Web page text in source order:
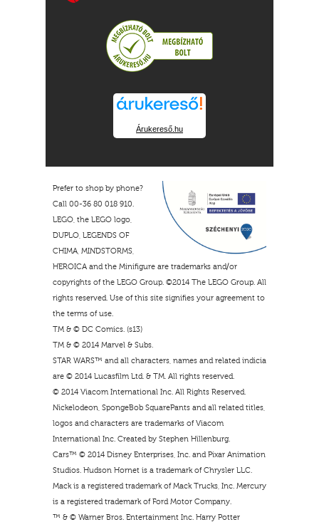
Árukereső.hu
Prefer to shop by phone?
Call 00-36 80 018 910.
LEGO, the LEGO logo,
DUPLO, LEGENDS OF
CHIMA, MINDSTORMS,
HEROICA and the Minifigure are trademarks and/or
copyrights of the LEGO Group. ©2014 The LEGO Group. All
rights reserved. Use of this site signifies your agreement to
the terms of use.
TM & © DC Comics. (s13)
TM & © 2014 Marvel & Subs.
STAR WARS™ and all characters, names and related indicia
are © 2014 Lucasfilm Ltd. & TM. All rights reserved.
© 2014 Viacom International Inc. All Rights Reserved.
Nickelodeon, SpongeBob SquarePants and all related titles,
logos and characters are trademarks of Viacom
International Inc. Created by Stephen Hillenburg.
Cars™ © 2014 Disney Enterprises, Inc. and Pixar Animation
Studios. Hudson Hornet is a trademark of Chrysler LLC.
Mack is a registered trademark of Mack Trucks, Inc. Mercury
is a registered trademark of Ford Motor Company.
™ & © Warner Bros. Entertainment Inc. Harry Potter